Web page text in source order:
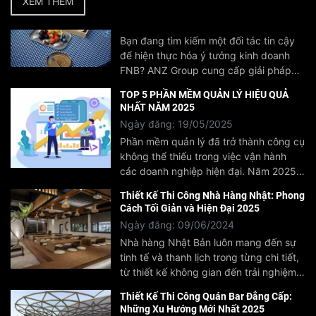
kỹ lưỡng trước khi mở quán.
FNB? ANZ Group cung cấp giải pháp
toàn diện từ tư vấn, thiết kế đến vận
hành, giúp d bạn kinh doanh FnB thành
nay.
TOP 5 PHẦN MỀM QUẢN LÝ HIỆU QUẢ
NHẤT NĂM 2025
Ngày đăng: 19/05/2025
Phần mềm quản lý đã trở thành công cụ
không thể thiếu trong việc vận hành
các doanh nghiệp hiện đại. Năm 2025,
làn sóng công nghệ thông minh – đặc
biệt trong lĩnh vực F&B – đòi hỏi các
năng kết nối mạnh mẽ và hiệu suất tối
ưu. Đối với các nhà đầu tư và chủ
doanh nghiệp, việc lựa chọn phần mềm
quản lý phù hợp chính là chìa khóa để
tinh giản quy trình vận hành, tối ưu chi
phí, gia tăng lợi nhuận và nâng cao giá
đoàn ANZ sẽ cung cấp phân tích
Thiết Kế Thi Công Nhà Hàng Nhật: Phong
Cách Tối Giản và Hiện Đại 2025
Ngày đăng: 09/06/2024
Nhà hàng Nhật Bản luôn mang đến sự
tinh tế và thanh lịch trong từng chi tiết,
từ thiết kế không gian đến trải nghiệm
ẩm thực. Phong cách tối giản và hiện
đại không chỉ thể hiện được vẻ đẹp đặc
ứng xu hướng thiết kế của năm 2025.
ANZ Group, với kinh nghiệm lâu năm
Thiết Kế Thi Công Quán Bar Đẳng Cấp:
Những Xu Hướng Mới Nhất 2025
Ngày đăng: 05/06/2024
Quán bar không chỉ là nơi để thưởng